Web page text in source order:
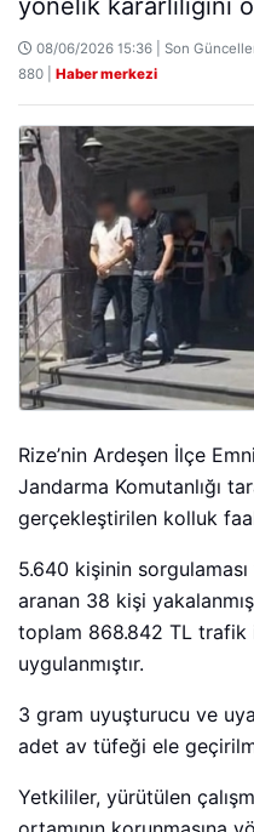
08/06/2026 15:36 | Son
880 | Haber merkezi
Rize’nin Ardeşen İlçe
Jandarma Komutanlığı
gerçekleştirilen kolluk
5.640 kişinin
aranan 38 kişi
toplam 868.842 TL trafik
uygulanmıştır.
3 gram uyuşturucu ve
adet av tüfeği ele
Yetkililer, yürütülen